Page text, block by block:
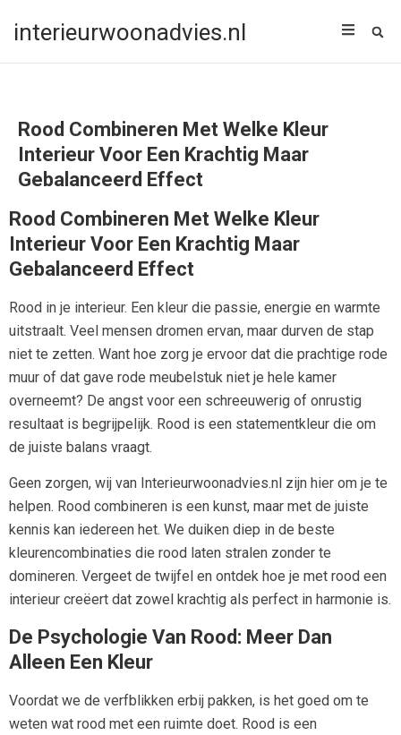
interieurwoonadvies.nl
Rood Combineren Met Welke Kleur
Interieur Voor Een Krachtig Maar
Gebalanceerd Effect
Rood Combineren Met Welke Kleur
Interieur Voor Een Krachtig Maar
Gebalanceerd Effect
Rood in je interieur. Een kleur die passie, energie en warmte
uitstraalt. Veel mensen dromen ervan, maar durven de stap
niet te zetten. Want hoe zorg je ervoor dat die prachtige rode
muur of dat gave rode meubelstuk niet je hele kamer
overneemt? De angst voor een schreeuwerig of onrustig
resultaat is begrijpelijk. Rood is een statementkleur die om
de juiste balans vraagt.
Geen zorgen, wij van Interieurwoonadvies.nl zijn hier om je te
helpen. Rood combineren is een kunst, maar met de juiste
kennis kan iedereen het. We duiken diep in de beste
kleurencombinaties die rood laten stralen zonder te
domineren. Vergeet de twijfel en ontdek hoe je met rood een
interieur creëert dat zowel krachtig als perfect in harmonie is.
De Psychologie Van Rood: Meer Dan
Alleen Een Kleur
Voordat we de verfblikken erbij pakken, is het goed om te
weten wat rood met een ruimte doet. Rood is een